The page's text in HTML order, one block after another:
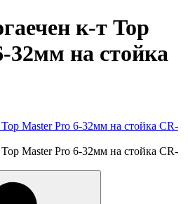
к-т Top
32мм на стойка